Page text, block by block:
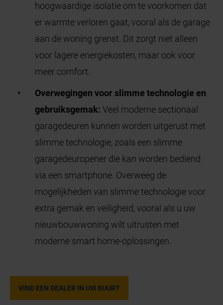
hoogwaardige isolatie om te voorkomen dat
er warmte verloren gaat, vooral als de garage
aan de woning grenst. Dit zorgt niet alleen
voor lagere energiekosten, maar ook voor
meer comfort.
Overwegingen voor slimme technologie en
gebruiksgemak: Veel moderne sectionaal
garagedeuren kunnen worden uitgerust met
slimme technologie, zoals een slimme
garagedeuropener die kan worden bediend
via een smartphone. Overweeg de
mogelijkheden van slimme technologie voor
extra gemak en veiligheid, vooral als u uw
nieuwbouwwoning wilt uitrusten met
moderne smart home-oplossingen.
VIND EEN DEALER IN UW BUURT